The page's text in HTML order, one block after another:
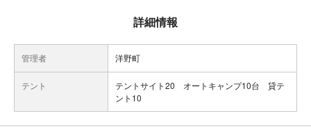
詳細情報
管理者 洋野町
テント
テントサイト20 オートキャンプ10台 貸テ
ント10